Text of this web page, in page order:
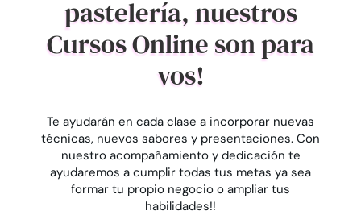
pastelería, nuestros
Cursos Online son para
vos!
Te ayudarán en cada clase a incorporar nuevas
técnicas, nuevos sabores y presentaciones. Con
nuestro acompañamiento y dedicación te
ayudaremos a cumplir todas tus metas ya sea
formar tu propio negocio o ampliar tus
habilidades!!